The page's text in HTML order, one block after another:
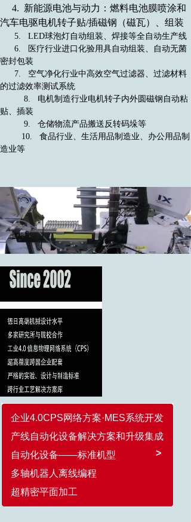
企业4.0CPS网络方案·MES系统开发
产线自动化设备解决方案和升级集成
>
自动化设备——标准机型
多轴机器人离线编程
超精密平面加工
4. 新能源电池与动力：燃料电池膜喷涂和
汽车电驱电机转子贴/插磁钢（磁瓦）、组装
5. LED球泡灯自动组装、焊接等全自动生产线
6. 医疗行业进口化验用具自动组装、自动无菌
密封包装
7. 空气净化行业中高效空气过滤器、过滤材料
的过滤效率测试系统
8. 电机制造行业电机转子内外圆磁钢自动粘
贴、插装
9. 仓储物流产品搬送反转码垛等
10. 食品行业、生活用品制造业、办公用品制
造业等